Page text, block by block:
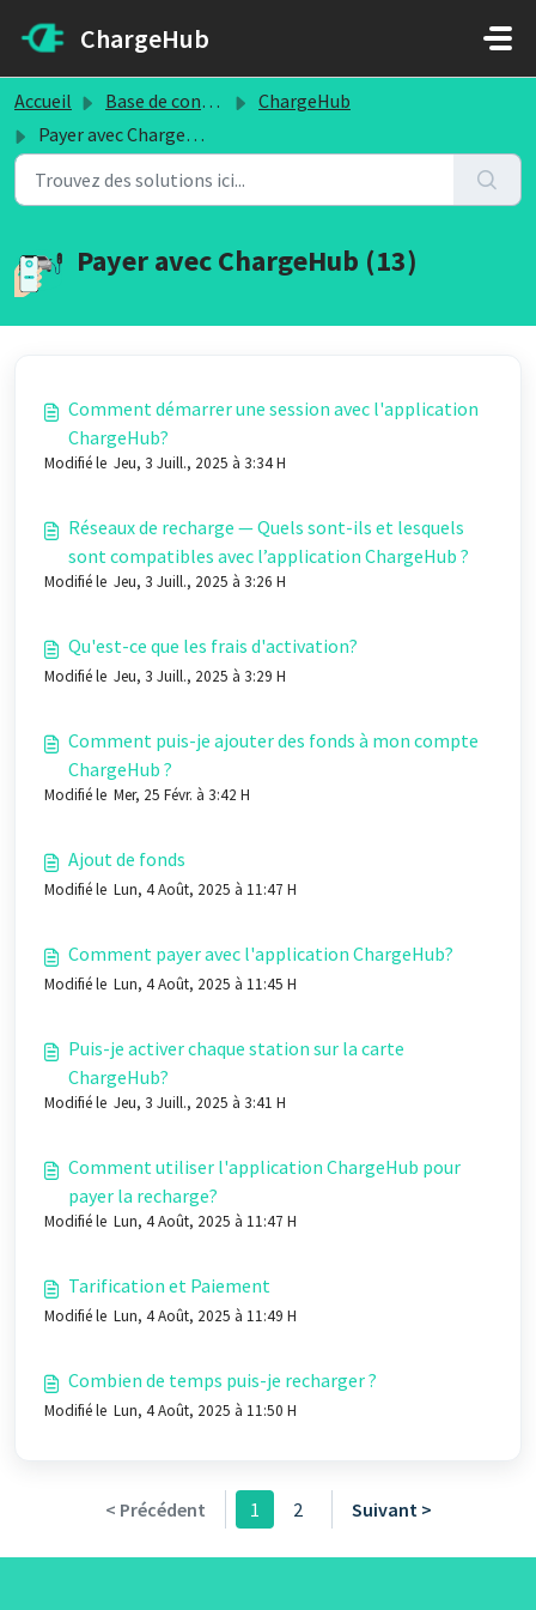
ChargeHub
Accueil Base de connaissances
ChargeHub
Payer avec ChargeHub
Payer avec ChargeHub (13)
Comment démarrer une session avec l'application
ChargeHub?
Modifié le Jeu, 3 Juill., 2025 à 3:34 H
Réseaux de recharge — Quels sont-ils et lesquels
sont compatibles avec l’application ChargeHub ?
Modifié le Jeu, 3 Juill., 2025 à 3:26 H
Qu'est-ce que les frais d'activation?
Modifié le Jeu, 3 Juill., 2025 à 3:29 H
Comment puis-je ajouter des fonds à mon compte
ChargeHub ?
Modifié le Mer, 25 Févr. à 3:42 H
Ajout de fonds
Modifié le Lun, 4 Août, 2025 à 11:47 H
Comment payer avec l'application ChargeHub?
Modifié le Lun, 4 Août, 2025 à 11:45 H
Puis-je activer chaque station sur la carte
ChargeHub?
Modifié le Jeu, 3 Juill., 2025 à 3:41 H
Comment utiliser l'application ChargeHub pour
payer la recharge?
Modifié le Lun, 4 Août, 2025 à 11:47 H
Tarification et Paiement
Modifié le Lun, 4 Août, 2025 à 11:49 H
Combien de temps puis-je recharger ?
Modifié le Lun, 4 Août, 2025 à 11:50 H
< Précédent 1 2 Suivant >